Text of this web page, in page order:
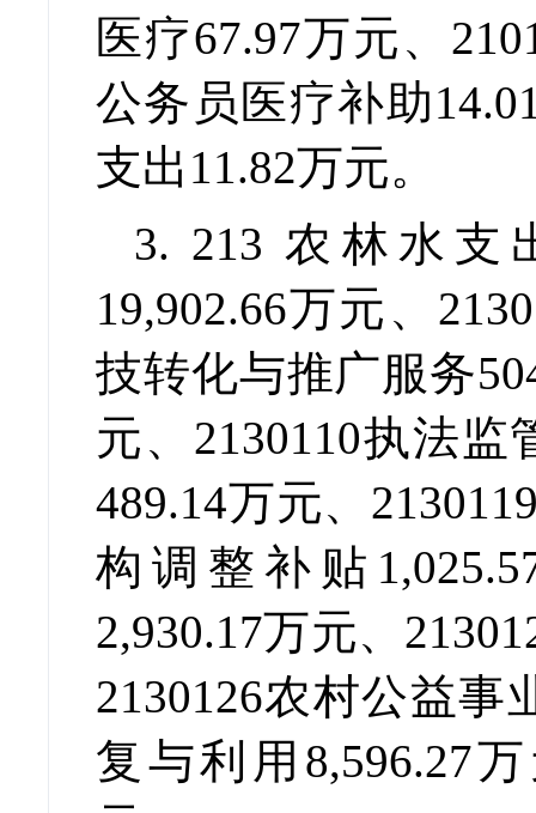
医疗67.97万元、
公务员医疗补助
支出11.82万元。
3. 213 农林水支
19,902.66万元、
技转化与推广服务
元、 2130110执法监
489.14万元、
构调整补贴
2,930.17万元、
2130126农村公益事
复与利用8,596.27